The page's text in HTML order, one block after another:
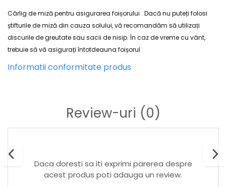
Cârlig de miză pentru asigurarea foișorului . Dacă nu puteți folosi
știfturile de miză din cauza solului, vă recomandăm să utilizați
discurile de greutate sau sacii de nisip. În caz de vreme cu vânt,
trebuie să vă asigurați întotdeauna foișorul
Informatii conformitate produs
Review-uri (0)
Daca doresti sa iti exprimi parerea despre
acest produs poti adauga un review.